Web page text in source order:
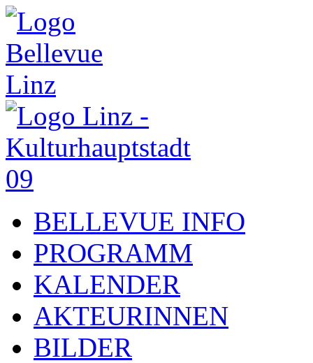
BELLEVUE INFO
PROGRAMM
KALENDER
AKTEURINNEN
BILDER